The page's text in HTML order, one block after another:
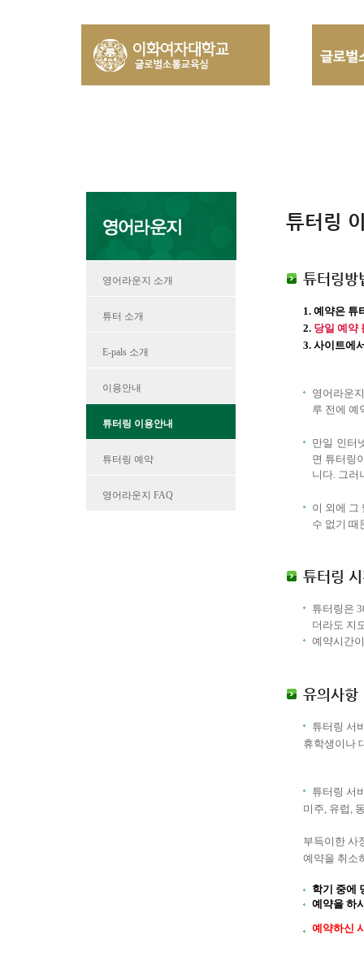
영어라운지 소개
튜터 소개
E-pals 소개
이용안내
튜터링 이용안내
튜터링 예약
영어라운지 FAQ
튜터링방
1. 예약은 튜
2. 당일 예약
3. 사이트에
영어라운
루 전에 예
만일 인터
면 튜터링
니다. 그러
이 외에 그
수 없기 때
튜터링
튜터링은
더라도 지
예약시간
유의사항
튜터링 서
휴학생이나
튜터링 서
미주, 유럽,
부득이한 사
예약을 취소
학기 중에
예약을 하
예약하신
튜터링